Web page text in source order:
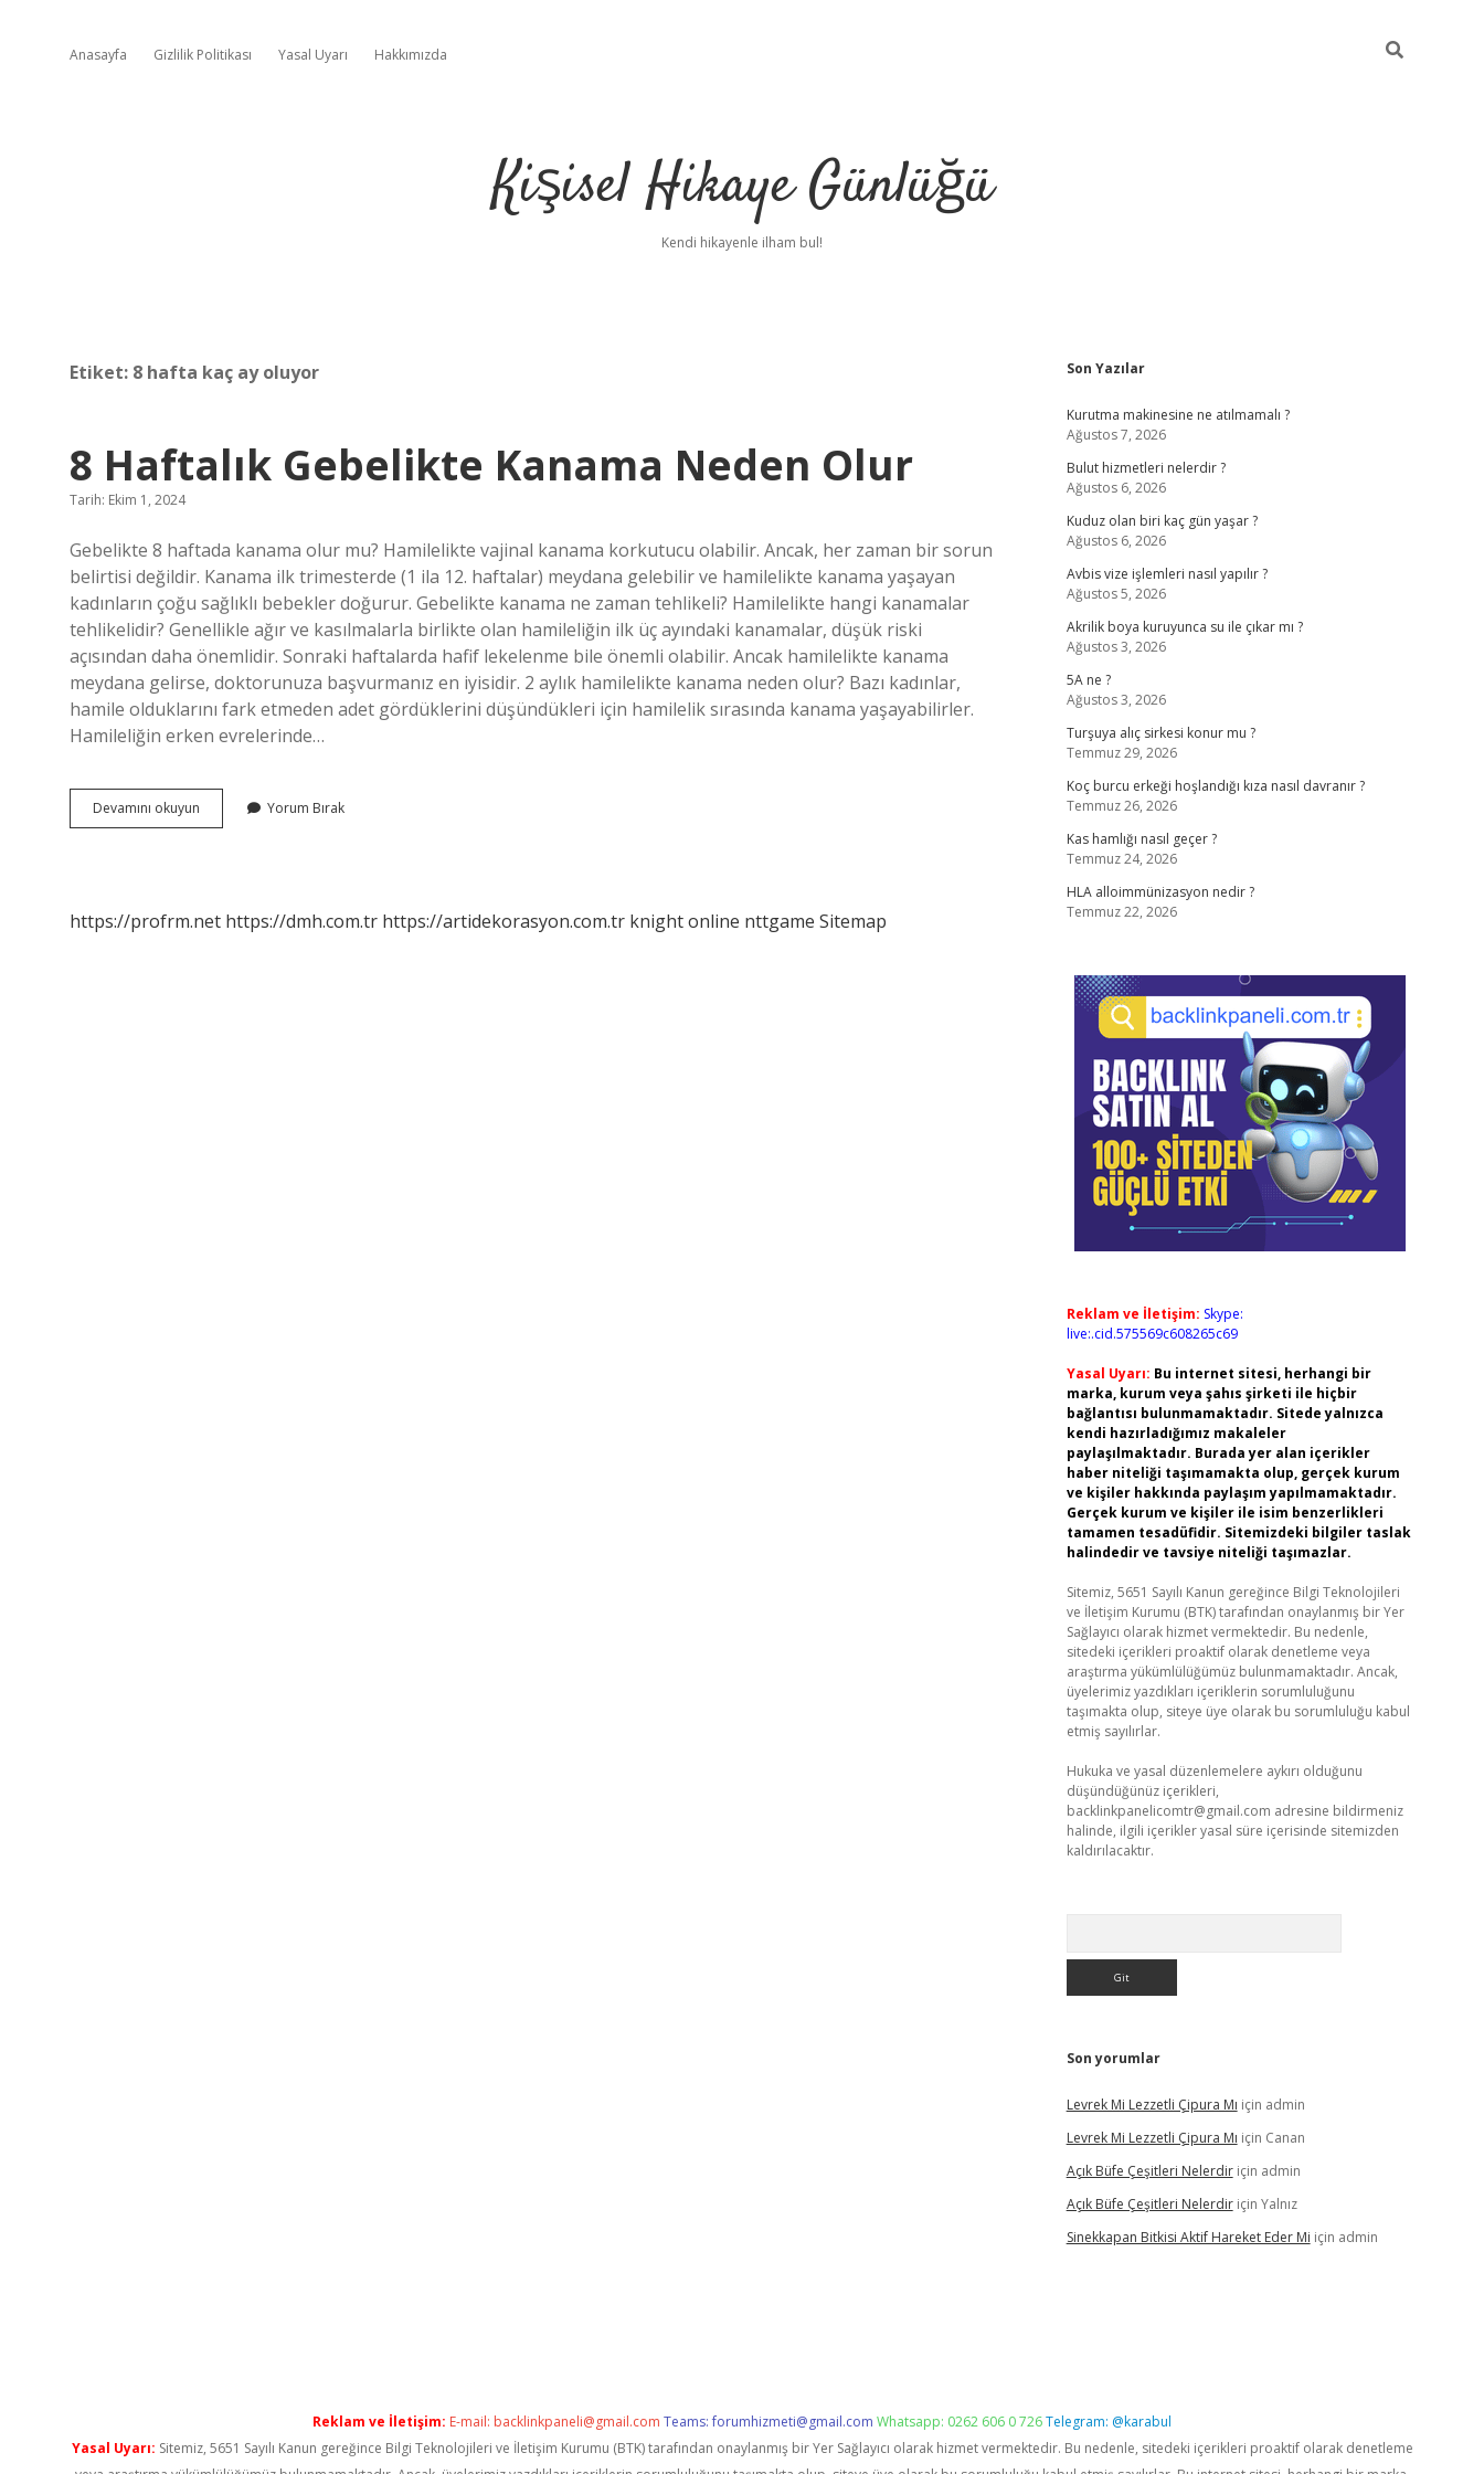
Anasayfa Gizlilik Politikası Yasal Uyarı Hakkımızda
Kişisel Hikaye Günlüğü
Kendi hikayenle ilham bul!
Etiket: 8 hafta kaç ay oluyor
8 Haftalık Gebelikte Kanama Neden Olur
Tarih: Ekim 1, 2024
Gebelikte 8 haftada kanama olur mu? Hamilelikte vajinal kanama korkutucu olabilir. Ancak, her zaman bir sorun
belirtisi değildir. Kanama ilk trimesterde (1 ila 12. haftalar) meydana gelebilir ve hamilelikte kanama yaşayan
kadınların çoğu sağlıklı bebekler doğurur. Gebelikte kanama ne zaman tehlikeli? Hamilelikte hangi kanamalar
tehlikelidir? Genellikle ağır ve kasılmalarla birlikte olan hamileliğin ilk üç ayındaki kanamalar, düşük riski
açısından daha önemlidir. Sonraki haftalarda hafif lekelenme bile önemli olabilir. Ancak hamilelikte kanama
meydana gelirse, doktorunuza başvurmanız en iyisidir. 2 aylık hamilelikte kanama neden olur? Bazı kadınlar,
hamile olduklarını fark etmeden adet gördüklerini düşündükleri için hamilelik sırasında kanama yaşayabilirler.
Hamileliğin erken evrelerinde…
Devamını okuyun
Haftalık
Yorum Bırak
https://profrm.net https://dmh.com.tr https://artidekorasyon.com.tr knight online nttgame Sitemap
Sidebar
Son Yazılar
Kurutma makinesine ne atılmamalı ?
Ağustos 7, 2026
Bulut hizmetleri nelerdir ?
Ağustos 6, 2026
Kuduz olan biri kaç gün yaşar ?
Ağustos 6, 2026
Avbis vize işlemleri nasıl yapılır ?
Ağustos 5, 2026
Akrilik boya kuruyunca su ile çıkar mı ?
Ağustos 3, 2026
5A ne ?
Ağustos 3, 2026
Turşuya alıç sirkesi konur mu ?
Temmuz 29, 2026
Koç burcu erkeği hoşlandığı kıza nasıl davranır ?
Temmuz 26, 2026
Kas hamlığı nasıl geçer ?
Temmuz 24, 2026
HLA alloimmünizasyon nedir ?
Temmuz 22, 2026
Reklam ve İletişim: Skype:
live:.cid.575569c608265c69
Yasal Uyarı: Bu internet sitesi, herhangi bir
marka, kurum veya şahıs şirketi ile hiçbir
bağlantısı bulunmamaktadır. Sitede yalnızca
kendi hazırladığımız makaleler
paylaşılmaktadır. Burada yer alan içerikler
haber niteliği taşımamakta olup, gerçek kurum
ve kişiler hakkında paylaşım yapılmamaktadır.
Gerçek kurum ve kişiler ile isim benzerlikleri
tamamen tesadüfidir. Sitemizdeki bilgiler taslak
halindedir ve tavsiye niteliği taşımazlar.
Sitemiz, 5651 Sayılı Kanun gereğince Bilgi Teknolojileri
ve İletişim Kurumu (BTK) tarafından onaylanmış bir Yer
Sağlayıcı olarak hizmet vermektedir. Bu nedenle,
sitedeki içerikleri proaktif olarak denetleme veya
araştırma yükümlülüğümüz bulunmamaktadır. Ancak,
üyelerimiz yazdıkları içeriklerin sorumluluğunu
taşımakta olup, siteye üye olarak bu sorumluluğu kabul
etmiş sayılırlar.
Hukuka ve yasal düzenlemelere aykırı olduğunu
düşündüğünüz içerikleri,
backlinkpanelicomtr@gmail.com adresine bildirmeniz
halinde, ilgili içerikler yasal süre içerisinde sitemizden
kaldırılacaktır.
Son yorumlar
Levrek Mi Lezzetli Çipura Mı için admin
Levrek Mi Lezzetli Çipura Mı için Canan
Açık Büfe Çeşitleri Nelerdiriçin admin
Açık Büfe Çeşitleri Nelerdiriçin Yalnız
Sinekkapan Bitkisi Aktif Hareket Eder Mi için admin
Reklam ve İletişim: E-mail: backlinkpaneli@gmail.com Teams:forumhizmeti@gmail.com Whatsapp: 0262 606 0 726Telegram: @karabul
Yasal Uyarı: Sitemiz, 5651 Sayılı Kanun gereğince Bilgi Teknolojileri ve İletişim Kurumu (BTK) tarafından onaylanmış bir Yer Sağlayıcı olarak hizmet vermektedir. Bu nedenle, sitedeki içerikleri proaktif olarak denetleme